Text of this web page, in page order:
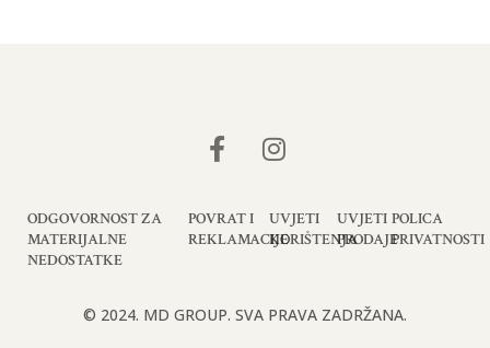
ODGOVORNOST ZA
MATERIJALNE
NEDOSTATKE
POVRAT I
REKLAMACIJE
UVJETI
KORIŠTENJA
UVJETI
PRODAJE
POLICA
PRIVATNOSTI
© 2024. MD GROUP. SVA PRAVA ZADRŽANA.